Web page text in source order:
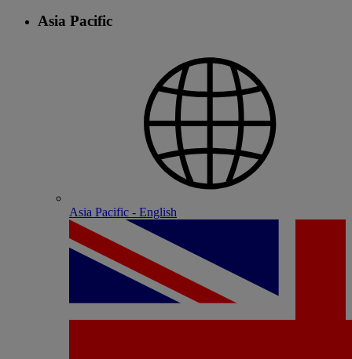
Asia Pacific
Asia Pacific - English